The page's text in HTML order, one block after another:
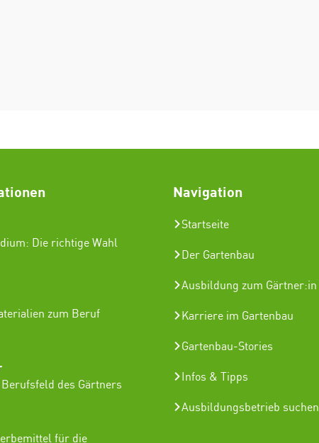
Die richtige Wahl
zum Beruf
Berufsfeld des Gärtners
für die
Navigation
Startseite
Der Gartenbau
Ausbildung zum Gärtner:in
Karriere im Gartenbau
Gartenbau-Stories
Infos & Tipps
Ausbildungsbetrieb suchen